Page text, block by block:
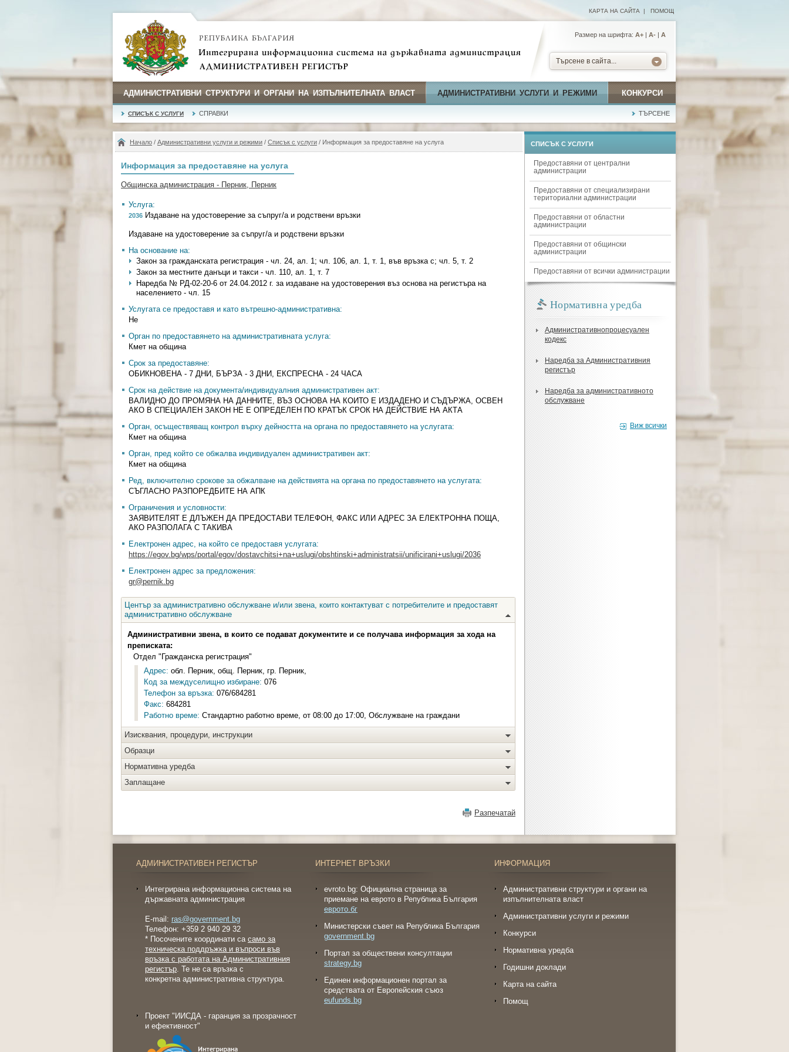
КАРТА НА САЙТА | ПОМОЩ
Размер на шрифта: А+ | A- | A
Търсене в сайта...
АДМИНИСТРАТИВНИ СТРУКТУРИ И ОРГАНИ НА ИЗПЪЛНИТЕЛНАТА ВЛАСТ АДМИНИСТРАТИВНИ УСЛУГИ И РЕЖИМИ КОНКУРСИ
СПИСЪК С УСЛУГИ СПРАВКИ ТЪРСЕНЕ
Начало / Административни услуги и режими / Списък с услуги / Информация за предоставяне на услуга
Информация за предоставяне на услуга
Общинска администрация - Перник, Перник
Услуга:
2036 Издаване на удостоверение за съпруг/а и родствени връзки
Издаване на удостоверение за съпруг/а и родствени връзки
На основание на:
Закон за гражданската регистрация - чл. 24, ал. 1; чл. 106, ал. 1, т. 1, във връзка с; чл. 5, т. 2
Закон за местните данъци и такси - чл. 110, ал. 1, т. 7
Наредба № РД-02-20-6 от 24.04.2012 г. за издаване на удостоверения въз основа на регистъра на
населението - чл. 15
Услугата се предоставя и като вътрешно-административна:
Не
Орган по предоставянето на административната услуга:
Кмет на община
Срок за предоставяне:
ОБИКНОВЕНА - 7 ДНИ, БЪРЗА - 3 ДНИ, ЕКСПРЕСНА - 24 ЧАСА
Срок на действие на документа/индивидуалния административен акт:
ВАЛИДНО ДО ПРОМЯНА НА ДАННИТЕ, ВЪЗ ОСНОВА НА КОИТО Е ИЗДАДЕНО И СЪДЪРЖА, ОСВЕН
АКО В СПЕЦИАЛЕН ЗАКОН НЕ Е ОПРЕДЕЛЕН ПО КРАТЪК СРОК НА ДЕЙСТВИЕ НА АКТА
Орган, осъществяващ контрол върху дейността на органа по предоставянето на услугата:
Кмет на община
Орган, пред който се обжалва индивидуален административен акт:
Кмет на община
Ред, включително срокове за обжалване на действията на органа по предоставянето на услугата:
СЪГЛАСНО РАЗПОРЕДБИТЕ НА АПК
Ограничения и условности:
ЗАЯВИТЕЛЯТ Е ДЛЪЖЕН ДА ПРЕДОСТАВИ ТЕЛЕФОН, ФАКС ИЛИ АДРЕС ЗА ЕЛЕКТРОННА ПОЩА,
АКО РАЗПОЛАГА С ТАКИВА
Електронен адрес, на който се предоставя услугата:
https://egov.bg/wps/portal/egov/dostavchitsi+na+uslugi/obshtinski+administratsii/unificirani+uslugi/2036
Електронен адрес за предложения:
gr@pernik.bg
Център за административно обслужване и/или звена, които контактуват с потребителите и предоставят
административно обслужване
Административни звена, в които се подават документите и се получава информация за хода на
преписката:
Отдел "Гражданска регистрация"
Адрес: обл. Перник, общ. Перник, гр. Перник,
Код за междуселищно избиране: 076
Телефон за връзка: 076/684281
Факс: 684281
Работно време: Стандартно работно време, от 08:00 до 17:00, Обслужване на граждани
Изисквания, процедури, инструкции
Образци
Нормативна уредба
Заплащане
Разпечатай
СПИСЪК С УСЛУГИ
Предоставяни от централни
администрации
Предоставяни от специализирани
териториални администрации
Предоставяни от областни
администрации
Предоставяни от общински
администрации
Предоставяни от всички администрации
Нормативна уредба
Административнопроцесуален
кодекс
Наредба за Административния
регистър
Наредба за административното
обслужване
Виж всички
АДМИНИСТРАТИВЕН РЕГИСТЪР
Интегрирана информационна система на
държавната администрация
E-mail: ras@government.bg
Телефон: +359 2 940 29 32
* Посочените координати са само за
техническа поддръжка и въпроси във
връзка с работата на Административния
регистър. Те не са връзка с
конкретна административна структура.
Проект "ИИСДА - гаранция за прозрачност
и ефективност"
ИНТЕРНЕТ ВРЪЗКИ
evroto.bg: Официална страница за
приемане на еврото в Република България
еврото.бг
Министерски съвет на Република България
government.bg
Портал за обществени консултации
strategy.bg
Eдинен информационен портал за
средствата от Европейския съюз
eufunds.bg
ИНФОРМАЦИЯ
Административни структури и органи на
изпълнителната власт
Административни услуги и режими
Конкурси
Нормативна уредба
Годишни доклади
Карта на сайта
Помощ